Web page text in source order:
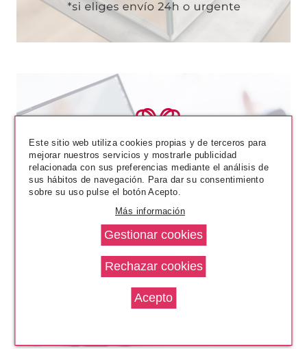
Este sitio web utiliza cookies propias y de terceros para
mejorar nuestros servicios y mostrarle publicidad
relacionada con sus preferencias mediante el análisis de
sus hábitos de navegación. Para dar su consentimiento
sobre su uso pulse el botón Acepto.
Más información